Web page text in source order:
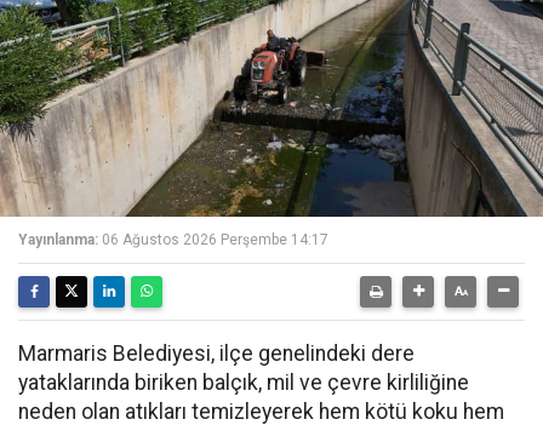
Yayınlanma: 06 Ağustos 2026 Perşembe 14:17
Marmaris Belediyesi, ilçe genelindeki dere
yataklarında biriken balçık, mil ve çevre kirliliğine
neden olan atıkları temizleyerek hem kötü koku hem